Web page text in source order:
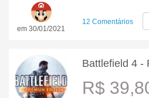
em 30/01/2021
12 Comentários
Battlefield 4 -
R$